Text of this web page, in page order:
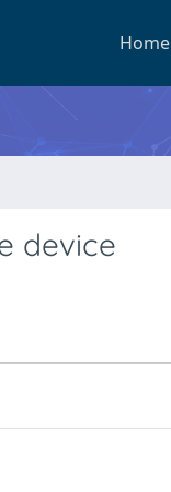
Home
device